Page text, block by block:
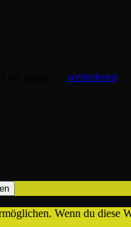
weiterlesen
Wenn du diese